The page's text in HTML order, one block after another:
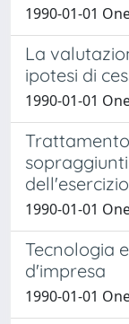
1990-01-01
La
ipotesi di
1990-01-01
dell'esercizio
1990-01-01
Tecnologia
d'impresa
1990-01-01